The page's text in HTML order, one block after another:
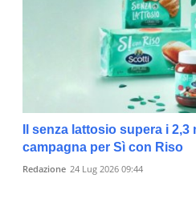
Il senza lattosio supera i
campagna per Sì con Riso
Redazione 24 Lug 2026 09:44